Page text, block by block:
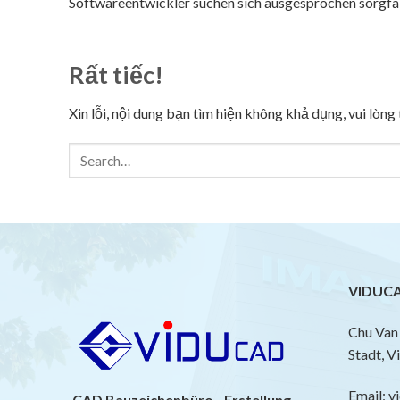
Rất tiếc!
Xin lỗi, nội dung bạn tìm hiện không khả dụng, vui
Chu
Stadt,
Email: